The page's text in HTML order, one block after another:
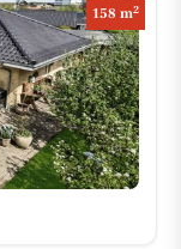
158 m2